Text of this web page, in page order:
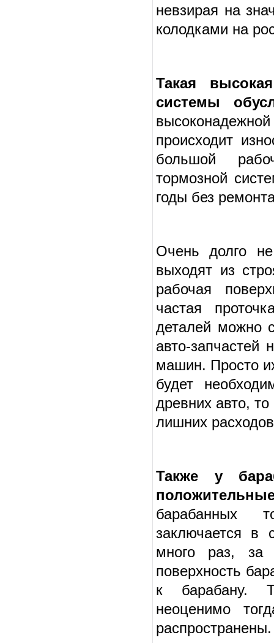
невзирая на
колодками на
Такая
системы
происходит
большой
тормозной
годы без
Очень долго
выходят из
рабочая
частая
деталей можно
авто-
машин. Просто
будет
древних авто,
лишних расходов
Также у
барабанных
заключается в
много раз, за
поверхность
к барабану.
неоценимо
распространены.